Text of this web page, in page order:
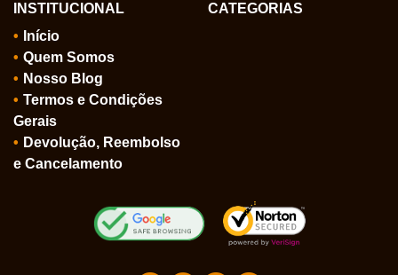
INSTITUCIONAL
Início
Quem Somos
Nosso Blog
Termos e Condições
Gerais
Devolução, Reembolso
e Cancelamento
CATEGORIAS